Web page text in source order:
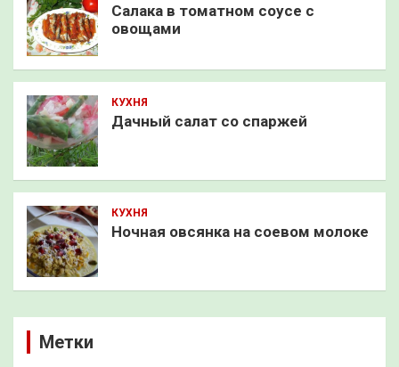
Салака в томатном соусе с
овощами
КУХНЯ
Дачный салат со спаржей
КУХНЯ
Ночная овсянка на соевом молоке
Метки